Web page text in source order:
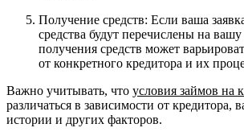
Получение средств: Если ваша
средства будут перечислены на
получения средств может
от конкретного кредитора и их
Важно учитывать, что условия займов на
различаться в зависимости от кредитора,
истории и других факторов.